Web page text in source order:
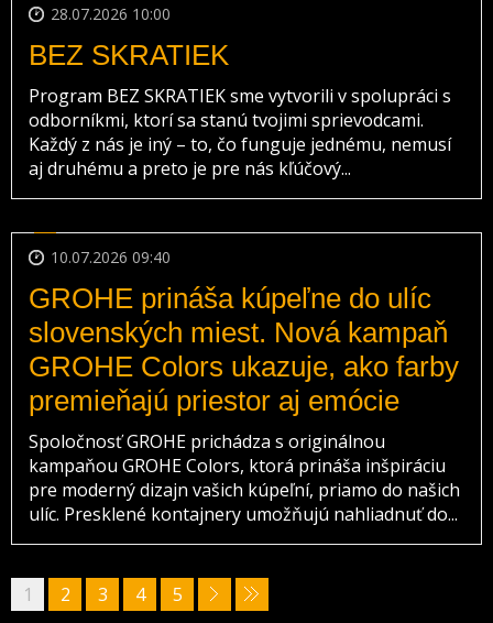
28.07.2026 10:00
BEZ SKRATIEK
Program BEZ SKRATIEK sme vytvorili v spolupráci s
odborníkmi, ktorí sa stanú tvojimi sprievodcami.
Každý z nás je iný – to, čo funguje jednému, nemusí
aj druhému a preto je pre nás kľúčový...
10.07.2026 09:40
GROHE prináša kúpeľne do ulíc
slovenských miest. Nová kampaň
GROHE Colors ukazuje, ako farby
premieňajú priestor aj emócie
Spoločnosť GROHE prichádza s originálnou
kampaňou GROHE Colors, ktorá prináša inšpiráciu
pre moderný dizajn vašich kúpeľní, priamo do našich
ulíc. Presklené kontajnery umožňujú nahliadnuť do...
1 2 3 4 5